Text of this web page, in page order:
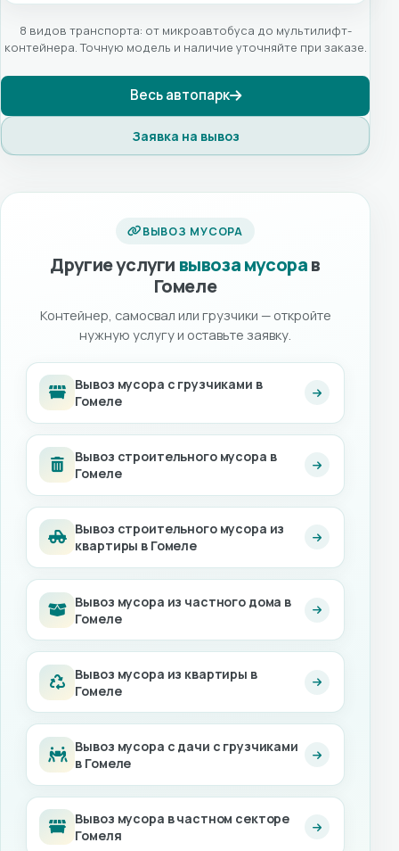
8 видов транспорта: от микроавтобуса до мультилифт-
контейнера. Точную модель и наличие уточняйте при заказе.
Весь автопарк
Заявка на вывоз
ВЫВОЗ МУСОРА
Другие услуги вывоза мусорав
Гомеле
Контейнер, самосвал или грузчики — откройте
нужную услугу и оставьте заявку.
Вывоз мусора с грузчиками в
Гомеле
Вывоз строительного мусора в
Гомеле
Вывоз строительного мусора из
квартиры в Гомеле
Вывоз мусора из частного дома в
Гомеле
Вывоз мусора из квартиры в
Гомеле
Вывоз мусора с дачи с грузчиками
в Гомеле
Вывоз мусора в частном секторе
Гомеля